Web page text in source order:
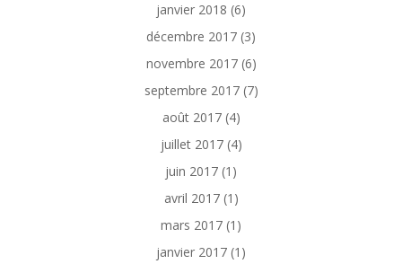
janvier 2018 (6)
décembre 2017 (3)
novembre 2017(6)
septembre 2017(7)
août 2017(4)
juillet 2017(4)
juin 2017 (1)
avril 2017(1)
mars 2017 (1)
janvier 2017 (1)